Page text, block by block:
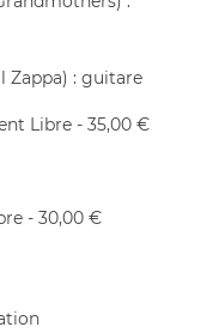
Zappa) : guitare
Libre - 35,00 €
- 30,00 €